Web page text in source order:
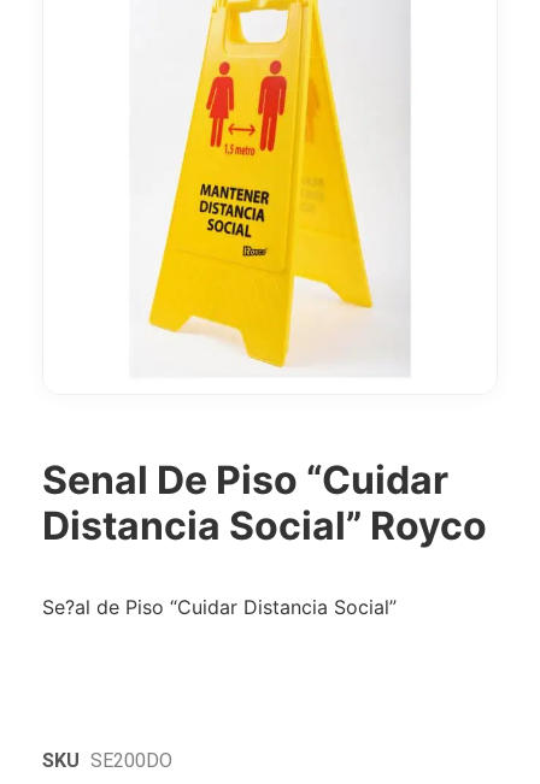
Senal De Piso “Cuidar
Distancia Social” Royco
Se?al de Piso “Cuidar Distancia Social”
SKU SE200DO